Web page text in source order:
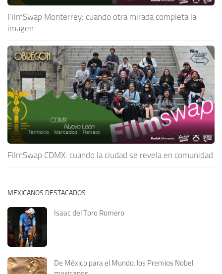
FilmSwap Monterrey: cuando otra mirada completa la
imagen
FilmSwap CDMX: cuando la ciudad se revela en comunidad
MEXICANOS DESTACADOS
Isaac del Toro Romero
De México para el Mundo: los Premios Nobel